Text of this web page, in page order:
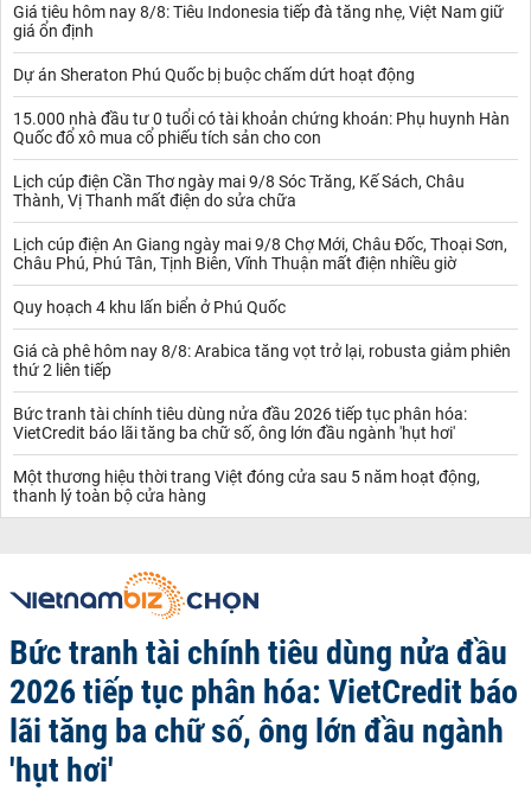
Giá tiêu hôm nay 8/8: Tiêu Indonesia tiếp đà tăng nhẹ, Việt Nam giữ
giá ổn định
Dự án Sheraton Phú Quốc bị buộc chấm dứt hoạt động
15.000 nhà đầu tư 0 tuổi có tài khoản chứng khoán: Phụ huynh Hàn
Quốc đổ xô mua cổ phiếu tích sản cho con
Lịch cúp điện Cần Thơ ngày mai 9/8 Sóc Trăng, Kế Sách, Châu
Thành, Vị Thanh mất điện do sửa chữa
Lịch cúp điện An Giang ngày mai 9/8 Chợ Mới, Châu Đốc, Thoại Sơn,
Châu Phú, Phú Tân, Tịnh Biên, Vĩnh Thuận mất điện nhiều giờ
Quy hoạch 4 khu lấn biển ở Phú Quốc
Giá cà phê hôm nay 8/8: Arabica tăng vọt trở lại, robusta giảm phiên
thứ 2 liên tiếp
Bức tranh tài chính tiêu dùng nửa đầu 2026 tiếp tục phân hóa:
VietCredit báo lãi tăng ba chữ số, ông lớn đầu ngành 'hụt hơi'
Một thương hiệu thời trang Việt đóng cửa sau 5 năm hoạt động,
thanh lý toàn bộ cửa hàng
Bức tranh tài chính tiêu dùng nửa đầu
2026 tiếp tục phân hóa: VietCredit báo
lãi tăng ba chữ số, ông lớn đầu ngành
'hụt hơi'